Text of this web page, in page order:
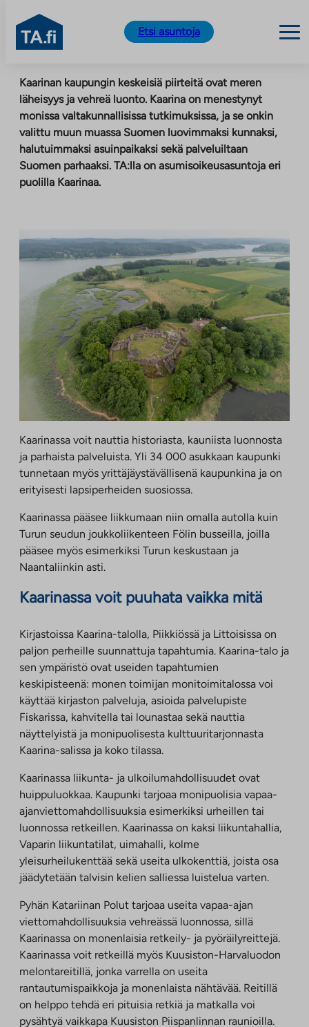
sisältöön
TA.fi
Etsi asuntoja
Kaarinan kaupungin keskeisiä piirteitä ovat meren
läheisyys ja vehreä luonto. Kaarina on menestynyt
monissa valtakunnallisissa tutkimuksissa, ja se onkin
valittu muun muassa Suomen luovimmaksi kunnaksi,
halutuimmaksi asuinpaikaksi sekä palveluiltaan
Suomen parhaaksi. TA:lla on asumisoikeusasuntoja eri
puolilla Kaarinaa.
Kaarinassa voit nauttia historiasta, kauniista luonnosta
ja parhaista palveluista. Yli 34 000 asukkaan kaupunki
tunnetaan myös yrittäjäystävällisenä kaupunkina ja on
erityisesti lapsiperheiden suosiossa.
Kaarinassa pääsee liikkumaan niin omalla autolla kuin
Turun seudun joukkoliikenteen Fölin busseilla, joilla
pääsee myös esimerkiksi Turun keskustaan ja
Naantaliinkin asti.
Kaarinassa voit puuhata vaikka mitä
Kirjastoissa Kaarina-talolla, Piikkiössä ja Littoisissa on
paljon perheille suunnattuja tapahtumia. Kaarina-talo ja
sen ympäristö ovat useiden tapahtumien
keskipisteenä: monen toimijan monitoimitalossa voi
käyttää kirjaston palveluja, asioida palvelupiste
Fiskarissa, kahvitella tai lounastaa sekä nauttia
näyttelyistä ja monipuolisesta kulttuuritarjonnasta
Kaarina-salissa ja koko tilassa.
Kaarinassa liikunta- ja ulkoilumahdollisuudet ovat
huippuluokkaa. Kaupunki tarjoaa monipuolisia vapaa-
ajanviettomahdollisuuksia esimerkiksi urheillen tai
luonnossa retkeillen. Kaarinassa on kaksi liikuntahallia,
Vaparin liikuntatilat, uimahalli, kolme
yleisurheilukenttää sekä useita ulkokenttiä, joista osa
jäädytetään talvisin kelien salliessa luistelua varten.
Pyhän Katariinan Polut tarjoaa useita vapaa-ajan
viettomahdollisuuksia vehreässä luonnossa, sillä
Kaarinassa on monenlaisia retkeily- ja pyöräilyreittejä.
Kaarinassa voit retkeillä myös Kuusiston-Harvaluodon
melontareitillä, jonka varrella on useita
rantautumispaikkoja ja monenlaista nähtävää. Reitillä
on helppo tehdä eri pituisia retkiä ja matkalla voi
pysähtyä vaikkapa Kuusiston Piispanlinnan raunioilla.